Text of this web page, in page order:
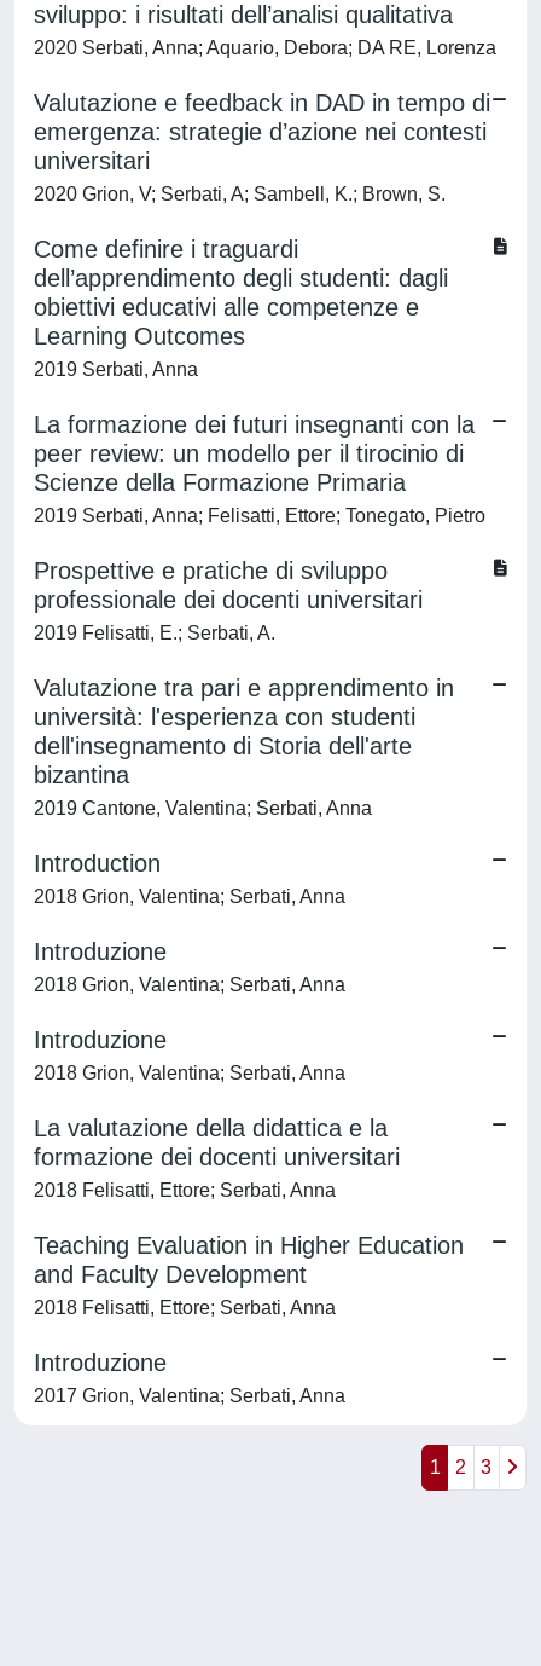
sviluppo: i risultati dell’analisi qualitativa
2020 Serbati, Anna; Aquario, Debora; DA RE, Lorenza
Valutazione e feedback in DAD in tempo di
emergenza: strategie d’azione nei contesti
universitari
2020 Grion, V; Serbati, A; Sambell, K.; Brown, S.
Come definire i traguardi
dell’apprendimento degli studenti: dagli
obiettivi educativi alle competenze e
Learning Outcomes
2019 Serbati, Anna
La formazione dei futuri insegnanti con la
peer review: un modello per il tirocinio di
Scienze della Formazione Primaria
2019 Serbati, Anna; Felisatti, Ettore; Tonegato, Pietro
Prospettive e pratiche di sviluppo
professionale dei docenti universitari
2019 Felisatti, E.; Serbati, A.
Valutazione tra pari e apprendimento in
università: l'esperienza con studenti
dell'insegnamento di Storia dell'arte
bizantina
2019 Cantone, Valentina; Serbati, Anna
Introduction
2018 Grion, Valentina; Serbati, Anna
Introduzione
2018 Grion, Valentina; Serbati, Anna
Introduzione
2018 Grion, Valentina; Serbati, Anna
La valutazione della didattica e la
formazione dei docenti universitari
2018 Felisatti, Ettore; Serbati, Anna
Teaching Evaluation in Higher Education
and Faculty Development
2018 Felisatti, Ettore; Serbati, Anna
Introduzione
2017 Grion, Valentina; Serbati, Anna
1 2 3